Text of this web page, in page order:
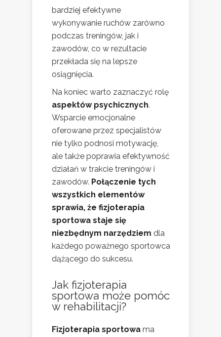
bardziej efektywne
wykonywanie ruchów zarówno
podczas treningów, jak i
zawodów, co w rezultacie
przekłada się na lepsze
osiągnięcia.
Na koniec warto zaznaczyć rolę
aspektów psychicznych.
Wsparcie emocjonalne
oferowane przez specjalistów
nie tylko podnosi motywację,
ale także poprawia efektywność
działań w trakcie treningów i
zawodów. Połączenie tych
wszystkich elementów
sprawia, że fizjoterapia
sportowa staje się
niezbędnym narzędziem dla
każdego poważnego sportowca
dążącego do sukcesu.
Jak fizjoterapia
sportowa może pomóc
w rehabilitacji?
Fizjoterapia sportowa ma